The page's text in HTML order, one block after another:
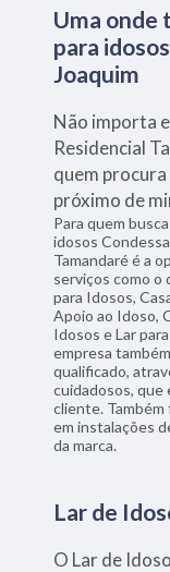
Uma onde
para
Joaquim
Não importa
Residencial
quem
próximo de
Para quem
idosos
Tamandaré é a
serviços como o
para Idosos,
Apoio ao Idoso,
Idosos e Lar
empresa
qualificado,
cuidadosos, que
cliente.
em instalações
da marca.
Lar de
O Lar de